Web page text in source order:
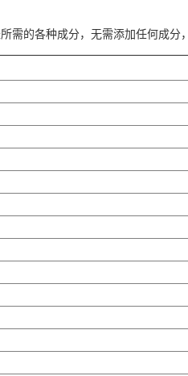
需的各种成分，无需添加任何成分